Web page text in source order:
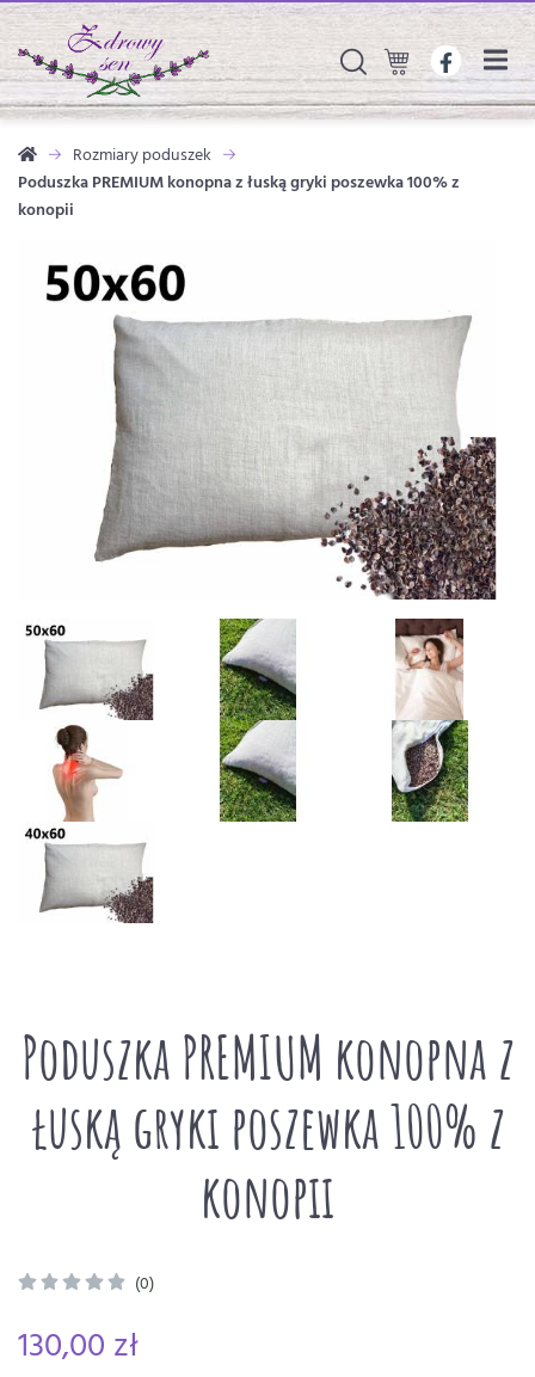
Rozmiary poduszek
Poduszka PREMIUM konopna z łuską gryki poszewka 100% z
konopii
Poduszka PREMIUM konopna z
łuską gryki poszewka 100% z
konopii
(0)
130,00 zł